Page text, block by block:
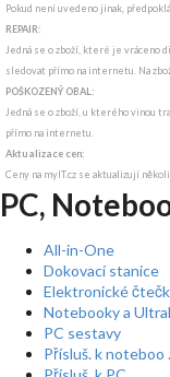
Pokud není uvedeno jinak,
REPAIR:
Jedná se o zboží, které je vráceno
sledovat přímo na internetu. Na
POŠKOZENÝ OBAL:
Jedná se o zboží, u kterého vinou
přímo na internetu.
Aktualizace cen:
Ceny na myIT.cz se aktualizují
PC,
All-in-One
Dokovací stanice
Elektronické čtečk
Notebooky a
PC sestavy
Přísluš. k noteboo